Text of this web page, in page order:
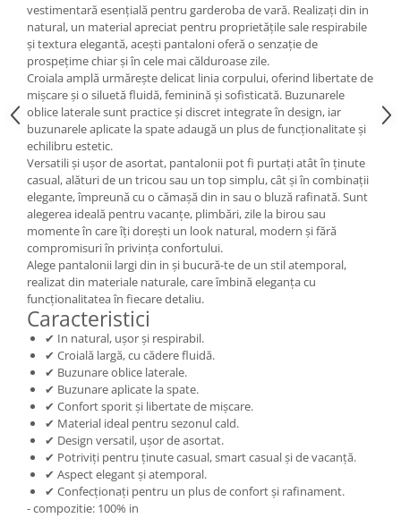
vestimentară esențială pentru garderoba de vară. Realizați din in
natural, un material apreciat pentru proprietățile sale respirabile
și textura elegantă, acești pantaloni oferă o senzație de
prospețime chiar și în cele mai călduroase zile.
Croiala amplă urmărește delicat linia corpului, oferind libertate de
mișcare și o siluetă fluidă, feminină și sofisticată. Buzunarele
oblice laterale sunt practice și discret integrate în design, iar
buzunarele aplicate la spate adaugă un plus de funcționalitate și
echilibru estetic.
Versatili și ușor de asortat, pantalonii pot fi purtați atât în ținute
casual, alături de un tricou sau un top simplu, cât și în combinații
elegante, împreună cu o cămașă din in sau o bluză rafinată. Sunt
alegerea ideală pentru vacanțe, plimbări, zile la birou sau
momente în care îți dorești un look natural, modern și fără
compromisuri în privința confortului.
Alege pantalonii largi din in și bucură-te de un stil atemporal,
realizat din materiale naturale, care îmbină eleganța cu
funcționalitatea în fiecare detaliu.
Caracteristici
✔ In natural, ușor și respirabil.
✔ Croială largă, cu cădere fluidă.
✔ Buzunare oblice laterale.
✔ Buzunare aplicate la spate.
✔ Confort sporit și libertate de mișcare.
✔ Material ideal pentru sezonul cald.
✔ Design versatil, ușor de asortat.
✔ Potriviți pentru ținute casual, smart casual și de vacanță.
✔ Aspect elegant și atemporal.
✔ Confecționați pentru un plus de confort și rafinament.
- compozitie: 100% in